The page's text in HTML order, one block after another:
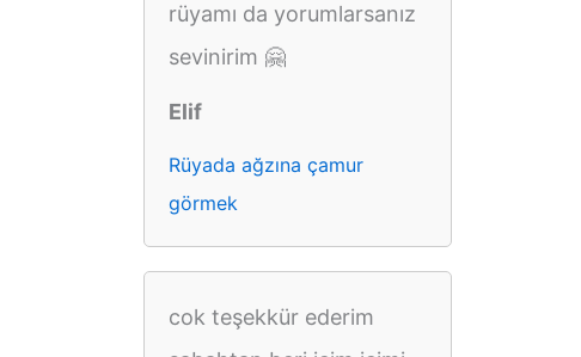
rüyamı da yorumlarsanız
sevinirim 🤗
Elif
Rüyada ağzına çamur
görmek
cok teşekkür ederim